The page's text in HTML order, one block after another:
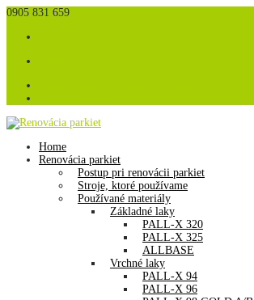
0905 831 659
Home
Renovácia parkiet
Postup pri renovácii parkiet
Stroje, ktoré používame
Používané materiály
Základné laky
PALL-X 320
PALL-X 325
ALLBASE
Vrchné laky
PALL-X 94
PALL-X 96